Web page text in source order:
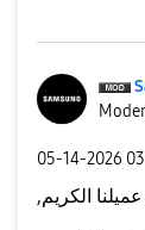
‎05-14-2026
الكريم,